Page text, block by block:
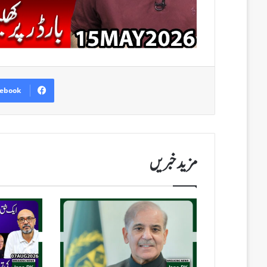
مزید خبریں